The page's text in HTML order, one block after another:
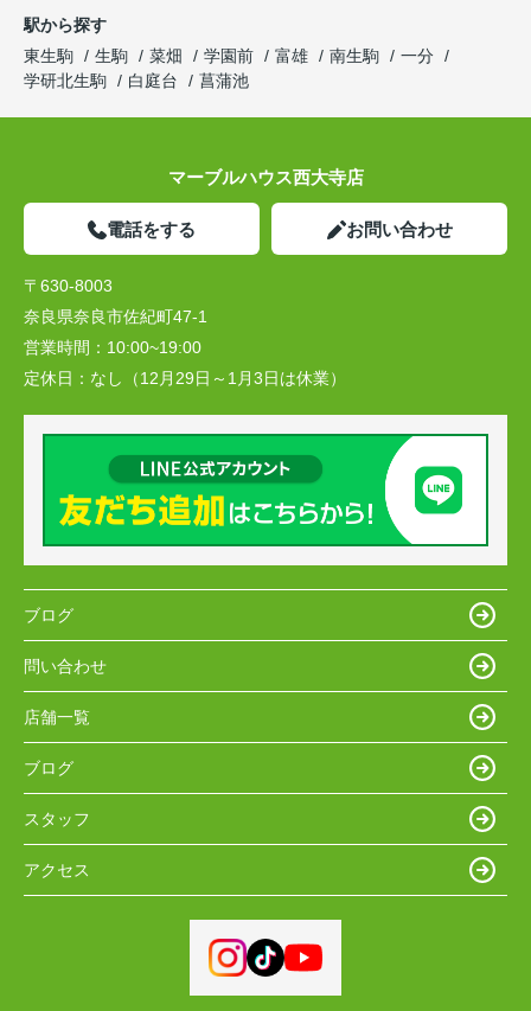
駅から探す
東生駒
生駒 菜畑 学園前 富雄 南生駒
一分
学研北生駒
白庭台 菖蒲池
マーブルハウス西大寺店
電話をする お問い合わせ
〒630-8003
奈良県奈良市佐紀町47-1
営業時間： 10:00~19:00
定休日： なし（12月29日～1月3日は休業）
ブログ
問い合わせ
店舗一覧
ブログ
スタッフ
アクセス